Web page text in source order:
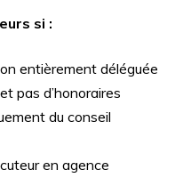
si :
entièrement déléguée
pas d’honoraires
du conseil
en agence